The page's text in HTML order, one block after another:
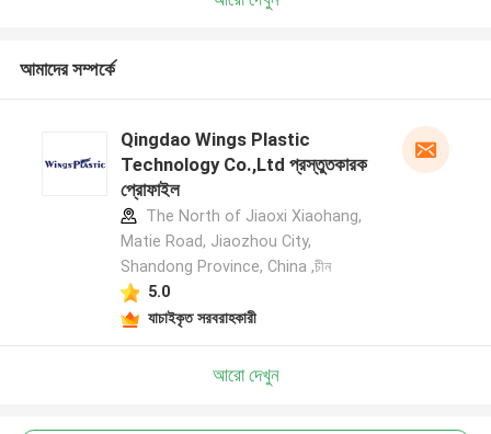
আমাদের সম্পর্কে
Qingdao Wings Plastic
Technology Co.,Ltd প্রস্তুতকারক
প্রোফাইল
The North of Jiaoxi Xiaohang,
Matie Road, Jiaozhou City,
Shandong Province, China ,চীন
5.0
যাচাইকৃত সরবরাহকারী
আরো দেখুন